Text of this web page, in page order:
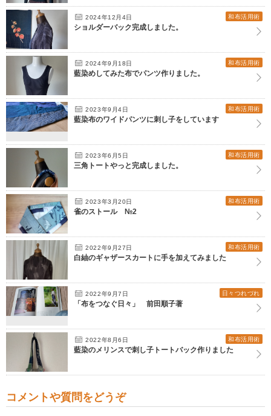
2024年12月4日 和布活用術
ショルダーバック完成しました。
2024年9月18日 和布活用術
藍染めしてみた布でパンツ作りました。
2023年9月4日 和布活用術
藍染布のワイドパンツに刺し子をしています
2023年6月5日 和布活用術
三角トートやっと完成しました。
2023年3月20日 和布活用術
雀のストール №2
2022年9月27日 和布活用術
白紬のギャザースカートに手を加えてみました
2022年9月7日 日々つれづれ
「布をつなぐ日々」 前田順子著
2022年8月6日 和布活用術
藍染のメリンスで刺し子トートバック作りました
コメントや質問をどうぞ